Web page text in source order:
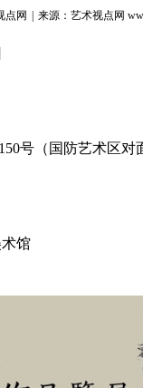
点网 来源：艺术视点网
号（国防艺术区对
馆